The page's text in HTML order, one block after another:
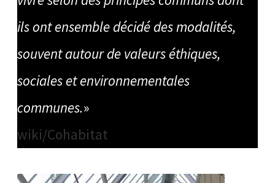
ils ont ensemble décidé des modalités,
souvent autour de valeurs éthiques,
sociales et environnementales
communes.»
wiki/Cohabitat